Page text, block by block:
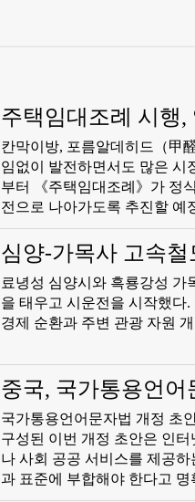
주택임대조례 시행,
칸막이방, 포름알데히드（甲
임없이 발전하면서도 많은 시
부터 《주택임대조례》가 정
전으로 나아가도록 추진할 예
임대시장이 거칠게 발전하던
중시하고 임대를 소홀히 하
제도 보장을 제공한다" 북경
심양-가목사 고속
료녕성 심양시와 흑룡강성 가
을 태우고 시운전을 시작했다
경제 순환과 주변 관광 자원
중국, 국가통용언
화
국가통용언어문자법 개정 초
구성된 이번 개정 초안은 인
나 사회 공공 서비스를 제공
과 표준에 부합해야 한다고
성된 것으로 중화 문화의 기